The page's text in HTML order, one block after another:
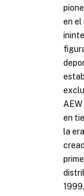
en el
en
la
1999.